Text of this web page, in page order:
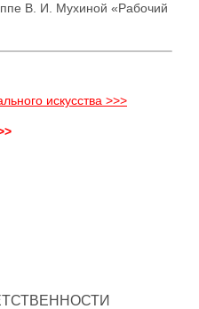
В. И. Мухиной «Рабочий
искусства >>>